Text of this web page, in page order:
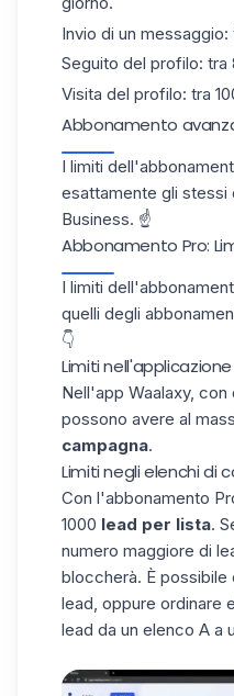
Invio di un messaggio:
Seguito del profilo: tra
Visita del profilo: tra
Abbonamento
I limiti
esattamente gli stessi
Business. ☝️
Abbonamento Pro:
I limiti
quelli degli
👇
Limiti nell'applicazione
Nell'app Waalaxy,
possono avere al
campagna.
Limiti negli elenchi di
Con l'abbonamento
1000 lead per lista.
numero maggiore di
bloccherà. È possibile
lead, oppure ordinare
lead da un elenco A a